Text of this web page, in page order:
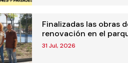
Finalizadas las obras
renovación en el
31 Jul, 2026